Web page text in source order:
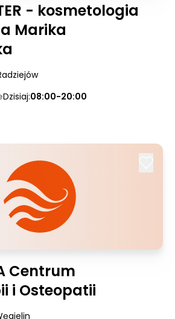
- kosmetologia
Marika
Dzisiaj:08:00-20:00
Centrum
i Osteopatii